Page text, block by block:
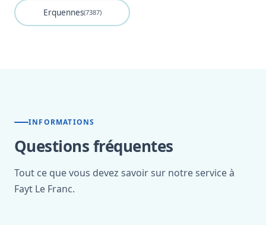
Erquennes(7387)
INFORMATIONS
Questions fréquentes
Tout ce que vous devez savoir sur notre service à
Fayt Le Franc.